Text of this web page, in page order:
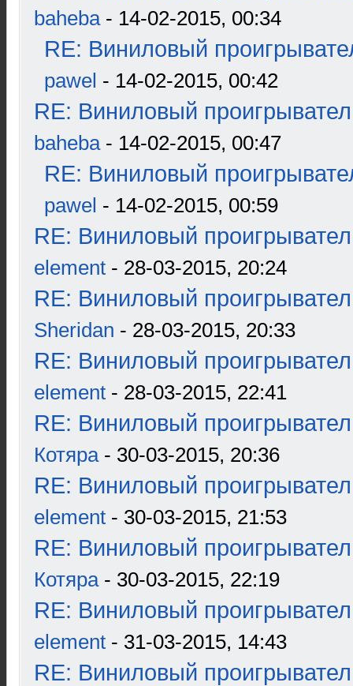
baheba- 14-02-2015, 00:34
RE: Виниловый
pawel - 14-02-2015, 00:42
RE: Виниловый
baheba- 14-02-2015, 00:47
RE: Виниловый
pawel - 14-02-2015, 00:59
RE: Виниловый
element - 28-03-2015, 20:24
RE: Виниловый
Sheridan - 28-03-2015, 20:33
RE: Виниловый
element - 28-03-2015, 22:41
RE: Виниловый
Котяра- 30-03-2015, 20:36
RE: Виниловый
element - 30-03-2015, 21:53
RE: Виниловый
Котяра- 30-03-2015, 22:19
RE: Виниловый
element - 31-03-2015, 14:43
RE: Виниловый